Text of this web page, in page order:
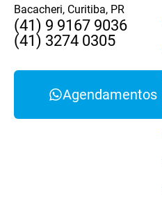
Bacacheri, Curitiba, PR
(41) 9 9167 9036
(41) 3274 0305
Agendamentos